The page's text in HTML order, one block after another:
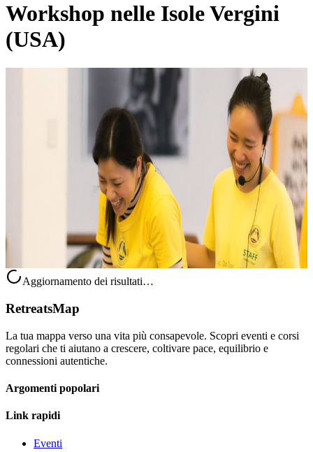
Workshop nelle Isole Vergini
(USA)
Sivananda Yoga Health Educator Training
(SYHET) – Modulo 1
Andare alla radice delle cause della malattia e accompagnare gli altri
nel loro percorso di auto-guarigione. Panoramica Nel corso
dell’intero percorso professionale di 800 ore, i partecipanti acquisis...
1 ottobre 2026 17:00
Xuân Hương - Đà Lạt, Isole Vergini (US)
Aggiornamento dei risultati…
RetreatsMap
La tua mappa verso una vita più consapevole. Scopri eventi e corsi
regolari che ti aiutano a crescere, coltivare pace, equilibrio e
connessioni autentiche.
Argomenti popolari
Link rapidi
Eventi